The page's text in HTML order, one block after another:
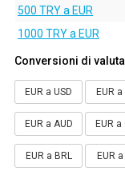
500 TRY a EUR
1000 TRY a EUR
Conversioni di
EUR a USD EUR
EUR a AUD EUR a
EUR a BRL EUR